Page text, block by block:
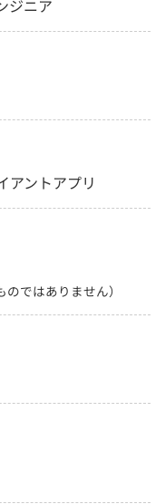
ジニア
アントアプリ
ではありません）